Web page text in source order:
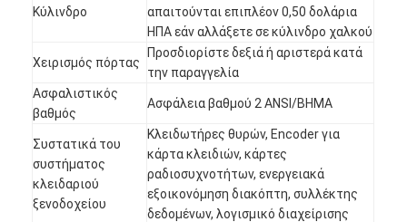
Κύλινδρο
απαιτούνται επιπλέον 0,50 δολάρια
ΗΠΑ εάν αλλάξετε σε κύλινδρο χαλκού
Χειρισμός πόρτας
Προσδιορίστε δεξιά ή αριστερά κατά
την παραγγελία
Ασφαλιστικός
βαθμός
Ασφάλεια βαθμού 2 ANSI/BHMA
Συστατικά του
συστήματος
κλειδαριού
ξενοδοχείου
Κλειδωτήρες θυρών, Encoder για
κάρτα κλειδιών, κάρτες
ραδιοσυχνοτήτων, ενεργειακά
εξοικονόμηση διακόπτη, συλλέκτης
δεδομένων, λογισμικό διαχείρισης